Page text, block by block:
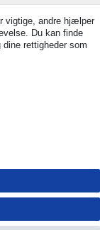
vigtige, andre hjælper
Du kan finde
rettigheder som
Kontakt